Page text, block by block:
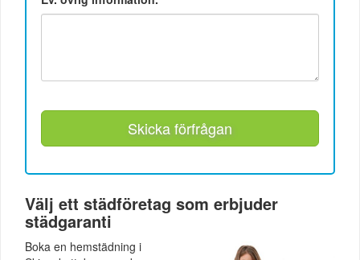
Skicka förfrågan
Välj ett städföretag som erbjuder
städgaranti
Boka en hemstädning i